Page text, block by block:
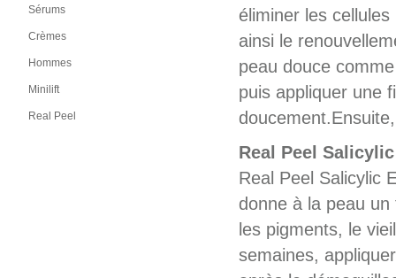
Sérums
Crèmes
Hommes
Minilift
Real Peel
éliminer les
ainsi le
peau douce
puis appliquer une
Real Peel
Real Peel Salicylic
donne à la peau
les pigments, le
semaines,